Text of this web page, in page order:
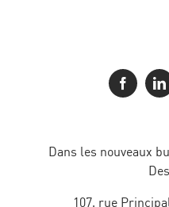
Dans les nouveaux
107, rue